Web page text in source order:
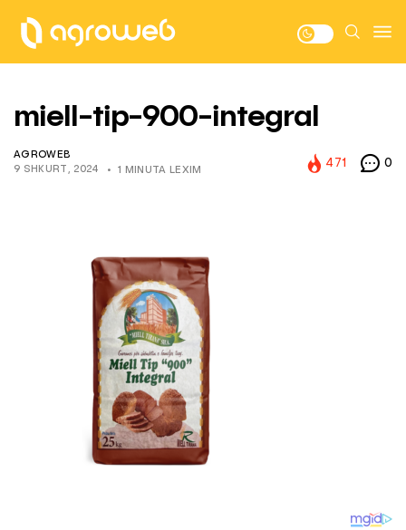
miell-tip-900-integral
AGROWEB
9 SHKURT, 2024
1 MINUTA LEXIM
471 0